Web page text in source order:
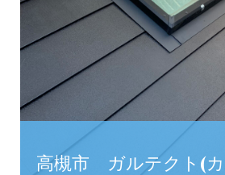
高槻市 ガルテクト(